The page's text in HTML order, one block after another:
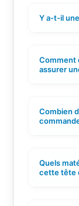
Y a-t-il
Comment
assurer
Combien
Quels
cette tête